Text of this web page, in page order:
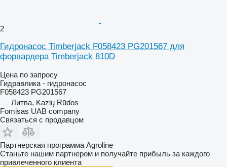
2
Гидронасос Timberjack F058423 PG201567 для
форвардера Timberjack 810D
Цена по запросу
Гидравлика - гидронасос
F058423 PG201567
Литва, Kazlų Rūdos
Fomisas UAB company
Связаться с продавцом
Партнерская программа Agroline
Станьте нашим партнером и получайте прибыль за каждого
привлеченного клиента